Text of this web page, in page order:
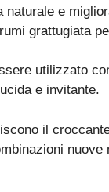
naturale e
grattugiata
utilizzato
e invitante.
il